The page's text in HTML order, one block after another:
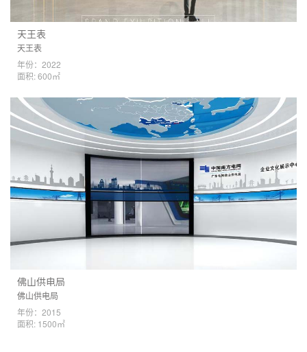
天王表
天王表
年份：2022
面积: 600㎡
佛山供电局
佛山供电局
年份：2015
面积: 1500㎡